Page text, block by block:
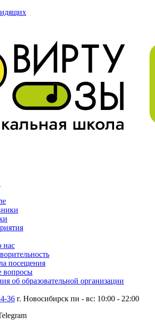
посещения
вопросы
об образовательной организации
36 г. Новосибирск пн - вс: 10:00 - 22:00